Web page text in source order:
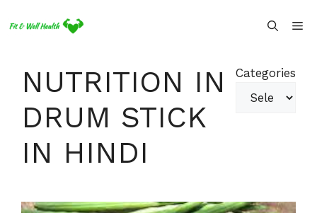
NUTRITION IN
DRUM STICK
IN HINDI
Categories